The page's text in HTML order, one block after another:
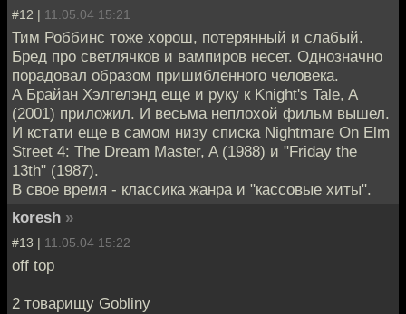
#12 | 11.05.04 15:21
Тим Роббинс тоже хорош, потерянный и слабый.
Бред про светлячков и вампиров несет. Однозначно
порадовал образом пришибленного человека.
А Брайан Хэлгелэнд еще и руку к Knight's Tale, A
(2001) приложил. И весьма неплохой фильм вышел.
И кстати еще в самом низу списка Nightmare On Elm
Street 4: The Dream Master, A (1988) и "Friday the
13th" (1987).
В свое время - классика жанра и "кассовые хиты".
koresh »
#13 | 11.05.04 15:22
off top
2 товарищу Goblinу